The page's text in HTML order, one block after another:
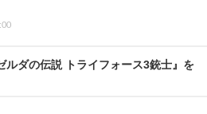
ルダの伝説 トライフォース3銃士』を